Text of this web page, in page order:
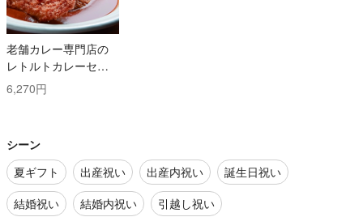
老舗カレー専門店の
レトルトカレーセッ
ト
6,270円
シーン
夏ギフト
出産祝い 出産内祝い
誕生日祝い
結婚祝い
結婚内祝い 引越し祝い